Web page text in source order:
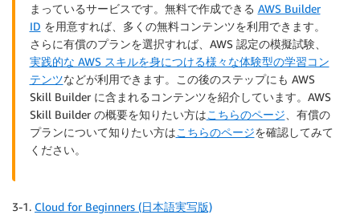
まっているサービスです。無料で作成できる AWS Builder
ID を用意すれば、多くの無料コンテンツを利用できます。
さらに有償のプランを選択すれば、AWS 認定の模擬試験、
実践的な AWS スキルを身につける様々な体験型の学習コン
テンツなどが利用できます。この後のステップにも AWS
Skill Builder に含まれるコンテンツを紹介しています。AWS
Skill Builder の概要を知りたい方はこちらのページ 、有償の
プランについて知りたい方はこちらのページを確認してみて
ください。
3-1. Cloud for Beginners (日本語実写版)